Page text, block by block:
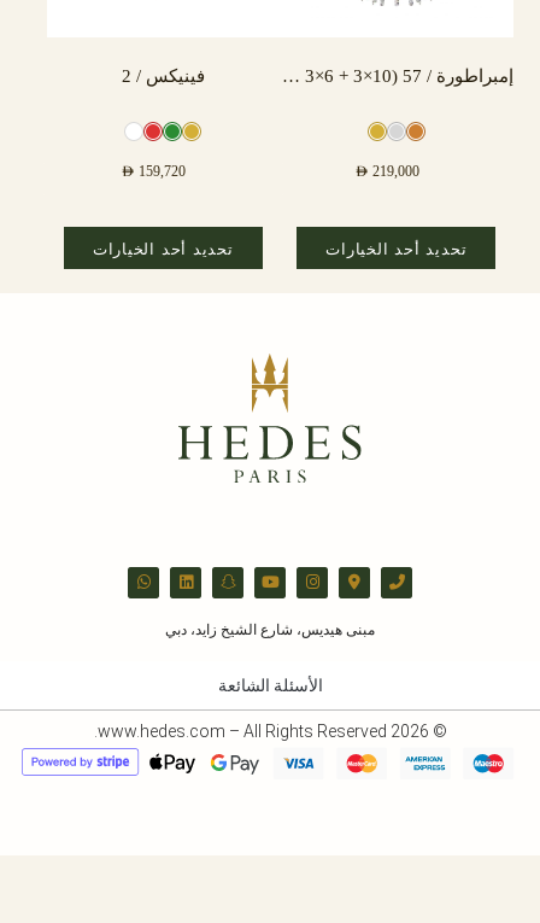
إمبراطورة / 57 (10×3 + 6×3 + 3×3) مصباح
AED 219,000
تحديد أحد الخيارات
فينيكس / 2
AED 159,720
تحديد أحد الخيارات
مبنى هيديس، شارع الشيخ زايد، دبي
الأسئلة الشائعة
© 2026 www.hedes.com – All Rights Reserved.